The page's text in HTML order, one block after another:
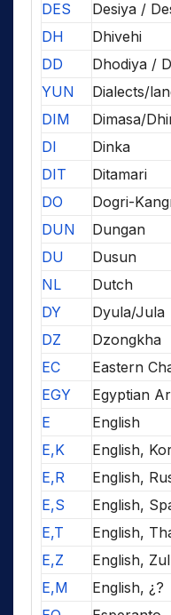
DES
Desiya /
DH
Dhivehi
DD
Dhodiya /
YUN
Dialects/
DIM
Dimasa/
DI
Dinka
DIT
Ditamari
DO
Dogri-
DUN
Dungan
DU
Dusun
NL
Dutch
DY
Dyula/Jula
DZ
Dzongkha
EC
Eastern
EGY
Egyptian
E
English
E,K
English,
E,R
English,
E,S
English,
E,T
English,
E,Z
English,
E,M
English, ¿?